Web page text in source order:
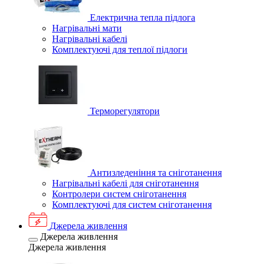
Електрична тепла підлога
Нагрівальні мати
Нагрівальні кабелі
Комплектуючі для теплої підлоги
Терморегулятори
Антизледеніння та сніготанення
Нагрівальні кабелі для сніготанення
Контролери систем сніготанення
Комплектуючі для систем сніготанення
Джерела живлення
Джерела живлення
Джерела живлення